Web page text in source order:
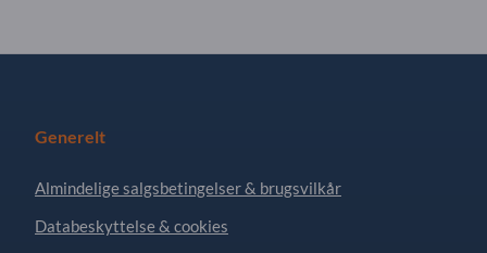
Generelt
Almindelige salgsbetingelser & brugsvilkår
Databeskyttelse & cookies